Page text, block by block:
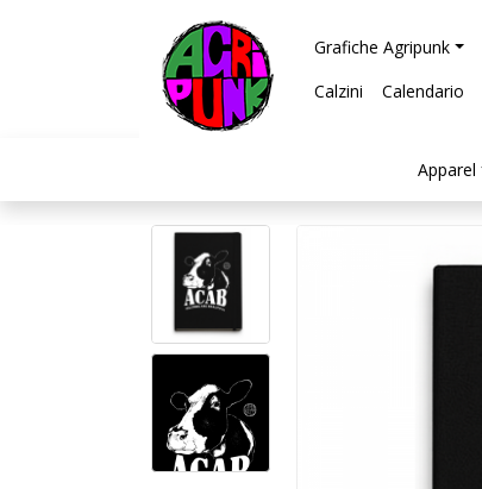
Grafiche Agripunk
Calzini
Calendario
Apparel